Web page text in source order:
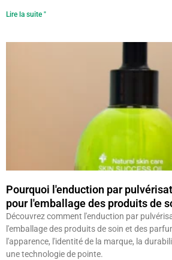
Lire la suite "
Pourquoi l'enduction par
pour l'emballage des produits de
Découvrez comment l'enduction par
l'emballage des produits de soin et des
l'apparence, l'identité de la marque, la
une technologie de pointe.